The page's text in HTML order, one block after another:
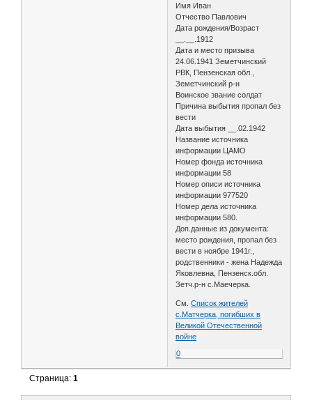
Имя Иван
Отчество Павлович
Дата рождения/Возраст
__.__.1912
Дата и место призыва
24.06.1941 Земетчинский
РВК, Пензенская обл.,
Земетчинский р-н
Воинское звание солдат
Причина выбытия пропал без
вести
Дата выбытия __.02.1942
Название источника
информации ЦАМО
Номер фонда источника
информации 58
Номер описи источника
информации 977520
Номер дела источника
информации 580.
Доп.данные из документа:
место рождения, пропал без
вести в ноябре 1941г.,
родственники - жена Надежда
Яковлевна, Пензенск.обл.
Зетч.р-н с.Маечерка.
См.Список жителей
с.Матчерка, погибших в
Великой Отечественной
войне
0
Страница:1